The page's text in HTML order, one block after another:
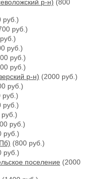
р-н) (800
руб.)
руб.)
руб.)
руб.)
руб.)
р-н) (2000 руб.)
руб.)
руб.)
руб.)
руб.)
руб.)
(800 руб.)
руб.)
поселение (2000